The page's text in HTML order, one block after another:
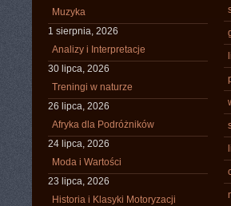
Muzyka
1 sierpnia, 2026
Analizy i Interpretacje
30 lipca, 2026
Treningi w naturze
26 lipca, 2026
Afryka dla Podróżników
24 lipca, 2026
Moda i Wartości
23 lipca, 2026
Historia i Klasyki Motoryzacji